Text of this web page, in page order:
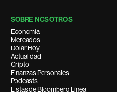
SOBRE NOSOTROS
Economía
Mercados
Dólar Hoy
Actualidad
Cripto
Finanzas Personales
Podcasts
Listas de Bloomberg Línea